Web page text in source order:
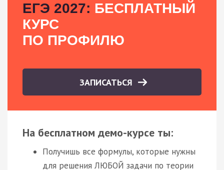
ЕГЭ 2027: БЕСПЛАТНЫЙ
КУРС
ПО ПРОФИЛЮ
ЗАПИСАТЬСЯ
На бесплатном демо-курсе ты:
Получишь все формулы, которые нужны
для решения ЛЮБОЙ задачи по теории